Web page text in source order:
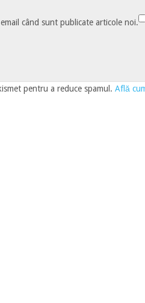
când sunt publicate articole noi.
pentru a reduce spamul. Află